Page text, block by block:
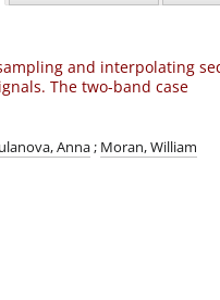
and interpolating
The two-band case
Anna; Moran, William